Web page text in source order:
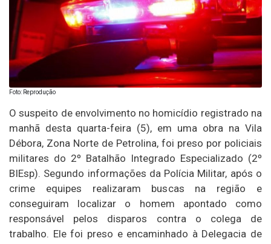
Foto: Reprodução
O suspeito de envolvimento no homicídio registrado na
manhã desta quarta-feira (5), em uma obra na Vila
Débora, Zona Norte de Petrolina, foi preso por policiais
militares do 2º Batalhão Integrado Especializado (2º
BIEsp). Segundo informações da Polícia Militar, após o
crime equipes realizaram buscas na região e
conseguiram localizar o homem apontado como
responsável pelos disparos contra o colega de
trabalho. Ele foi preso e encaminhado à Delegacia de